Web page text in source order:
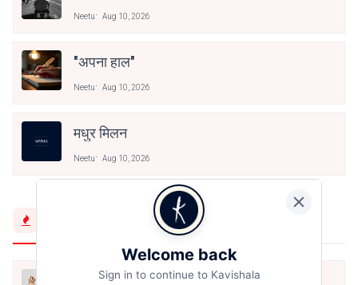
Neetu Aug 10, 2026
"अपना हाल"
Neetu Aug 10, 2026
मधुर मिलन
Neetu Aug 10, 2026
मैं शून्य पे सवार हूँ
Welcome back
Sign in to continue to Kavishala